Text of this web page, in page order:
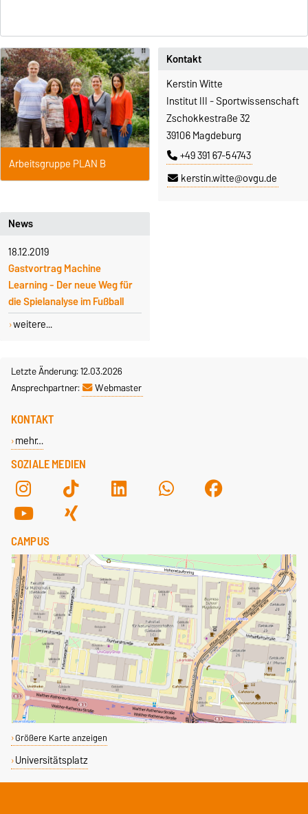
News
18.12.2019
Gastvortrag Machine
Learning - Der neue Weg für
die Spielanalyse im Fußball
weitere...
Kontakt
Kerstin Witte
Institut III - Sportwissenschaft
Zschokkestraße 32
39106 Magdeburg
+49 391 67-54743
kerstin.witte@ovgu.de
Arbeitsgruppe PLAN B
Letzte Änderung: 12.03.2026
Ansprechpartner:
Webmaster
SOZIALE MEDIEN
KONTAKT
mehr…
CAMPUS
Größere Karte anzeigen
Universitätsplatz